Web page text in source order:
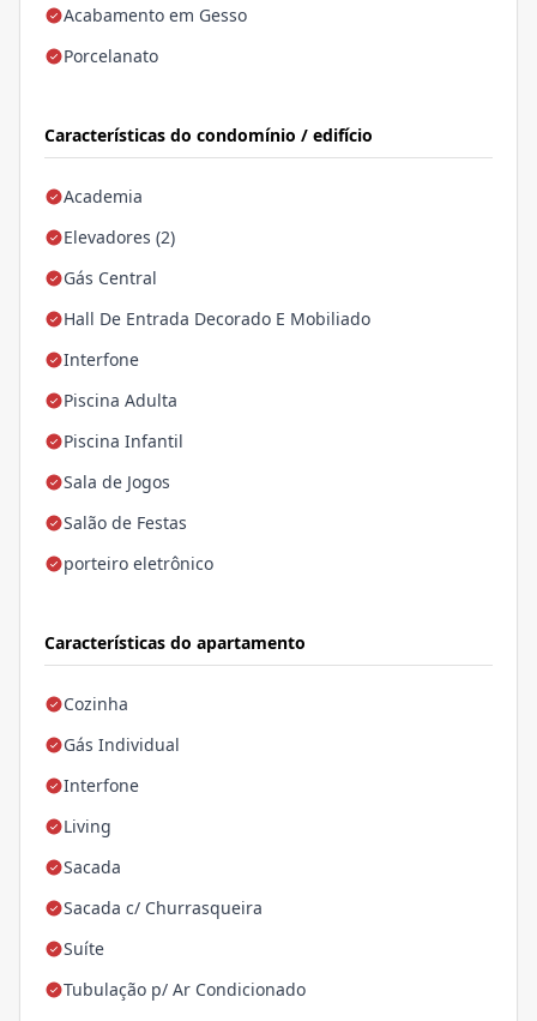
Acabamento em Gesso
Porcelanato
Características do condomínio / edifício
Academia
Elevadores (2)
Gás Central
Hall De Entrada Decorado E Mobiliado
Interfone
Piscina Adulta
Piscina Infantil
Sala de Jogos
Salão de Festas
porteiro eletrônico
Características do apartamento
Cozinha
Gás Individual
Interfone
Living
Sacada
Sacada c/ Churrasqueira
Suíte
Tubulação p/ Ar Condicionado